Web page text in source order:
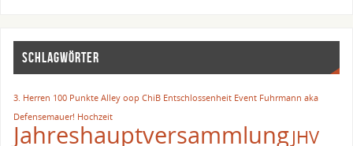
SCHLAGWÖRTER
3. Herren 100 Punkte Alley oop ChiB Entschlossenheit Event Fuhrmann aka
Defensemauer! Hochzeit
JahreshauptversammlungJHV